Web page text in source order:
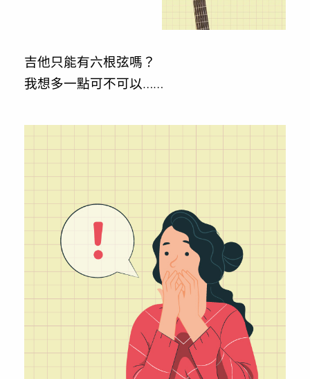
吉他只能有六根弦嗎？
我想多一點可不可以……